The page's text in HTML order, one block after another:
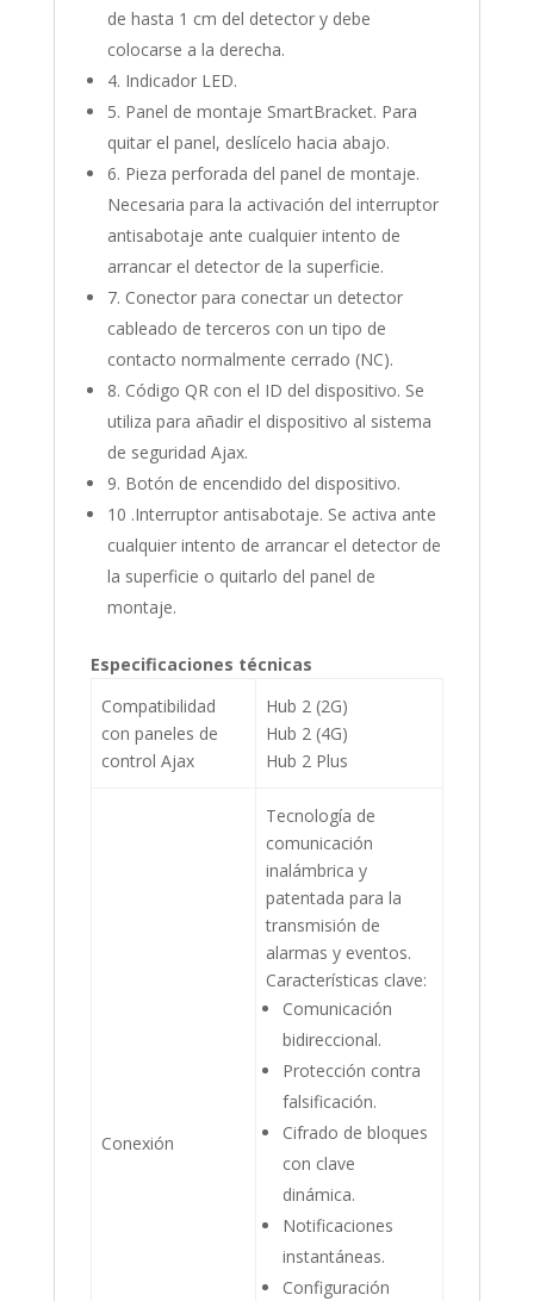
de hasta 1 cm del detector y debe
colocarse a la derecha.
4. Indicador LED.
5. Panel de montaje SmartBracket. Para
quitar el panel, deslícelo hacia abajo.
6. Pieza perforada del panel de montaje.
Necesaria para la activación del interruptor
antisabotaje ante cualquier intento de
arrancar el detector de la superficie.
7. Conector para conectar un detector
cableado de terceros con un tipo de
contacto normalmente cerrado (NC).
8. Código QR con el ID del dispositivo. Se
utiliza para añadir el dispositivo al sistema
de seguridad Ajax.
9. Botón de encendido del dispositivo.
10 .Interruptor antisabotaje. Se activa ante
cualquier intento de arrancar el detector de
la superficie o quitarlo del panel de
montaje.
Especificaciones técnicas
Compatibilidad
con paneles de
control Ajax
Hub 2 (2G)
Hub 2 (4G)
Hub 2 Plus
Conexión
Tecnología de
comunicación
inalámbrica y
patentada para la
transmisión de
alarmas y eventos.
Características clave:
Comunicación
bidireccional.
Protección contra
falsificación.
Cifrado de bloques
con clave
dinámica.
Notificaciones
instantáneas.
Configuración